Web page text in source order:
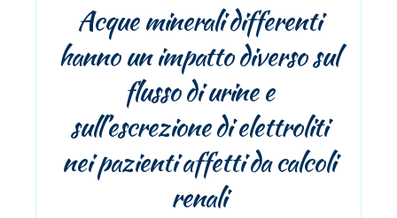
Acque minerali differenti
hanno un impatto diverso sul
flusso di urine e
sull’escrezione di elettroliti
nei pazienti affetti da calcoli
renali